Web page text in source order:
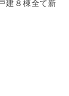
建８棟全て新